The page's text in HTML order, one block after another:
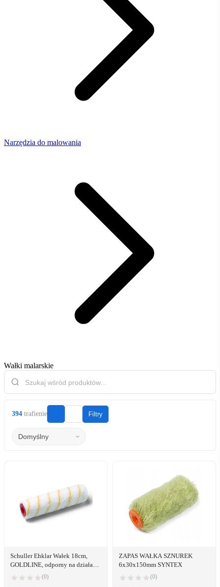
Narzędzia do malowania
Wałki malarskie
394 trafienie Filtry
Schuller Ehklar Wałek 18cm,
GOLDLINE, odporny na działanie
rozpuszczalników, Schuller
Eh,klar
(0)
ZAPAS WAŁKA SZNUREK
6x30x150mm SYNTEX
(0)